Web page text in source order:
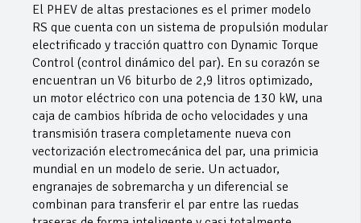
El PHEV de altas prestaciones es el primer modelo
RS que cuenta con un sistema de propulsión modular
electrificado y tracción quattro con Dynamic Torque
Control (control dinámico del par). En su corazón se
encuentran un V6 biturbo de 2,9 litros optimizado,
un motor eléctrico con una potencia de 130 kW, una
caja de cambios híbrida de ocho velocidades y una
transmisión trasera completamente nueva con
vectorización electromecánica del par, una primicia
mundial en un modelo de serie. Un actuador,
engranajes de sobremarcha y un diferencial se
combinan para transferir el par entre las ruedas